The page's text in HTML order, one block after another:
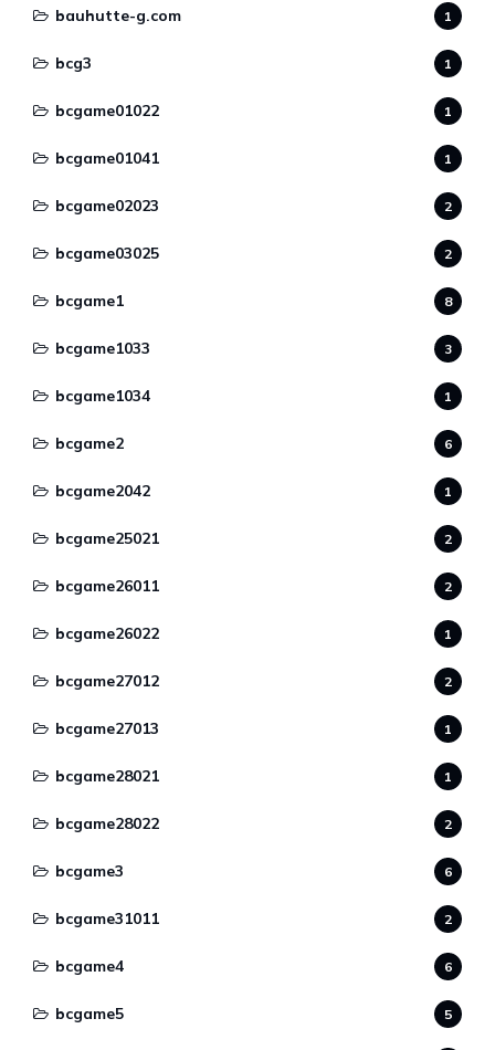
bauhutte-g.com 1
bcg3 1
bcgame01022 1
bcgame01041 1
bcgame02023 2
bcgame03025 2
bcgame1 8
bcgame1033 3
bcgame1034 1
bcgame2 6
bcgame2042 1
bcgame25021 2
bcgame26011 2
bcgame26022 1
bcgame27012 2
bcgame27013 1
bcgame28021 1
bcgame28022 2
bcgame3 6
bcgame31011 2
bcgame4 6
bcgame5 5